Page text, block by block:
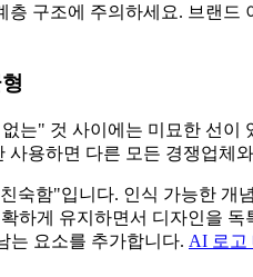
층 구조에 주의하세요. 브랜
는" 것 사이에는 미묘한 선이
사용하면 다른 모든 경쟁업체
숙함"입니다. 인식 가능한 개
하게 유지하면서 디자인을
는 요소를 추가합니다. AI 로고